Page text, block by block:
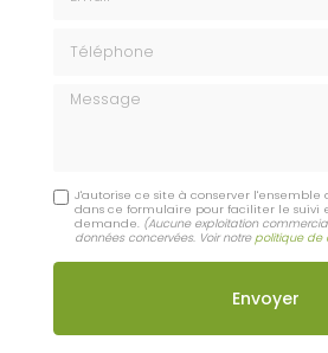
Message
J'autorise ce site à conserver l'ensemble
dans ce formulaire pour faciliter le
demande. (Aucune exploitation
données concervées. Voir notrepolitique de